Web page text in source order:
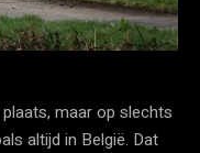
maar op slechts
altijd in België. Dat